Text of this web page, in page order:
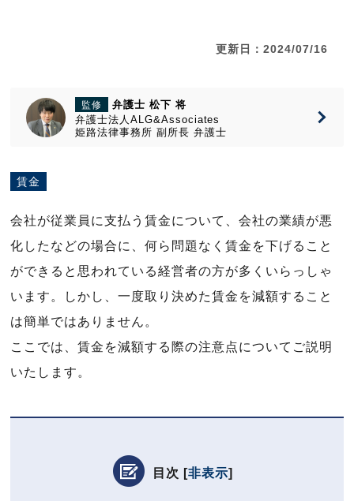
更新日：2024/07/16
監修
弁護士 松下 将
弁護士法人ALG&Associates
姫路法律事務所 副所長 弁護士
賃金
会社が従業員に支払う賃金について、会社の業績が悪
化したなどの場合に、何ら問題なく賃金を下げること
ができると思われている経営者の方が多くいらっしゃ
います。しかし、一度取り決めた賃金を減額すること
は簡単ではありません。
ここでは、賃金を減額する際の注意点についてご説明
いたします。
目次 [非表示]